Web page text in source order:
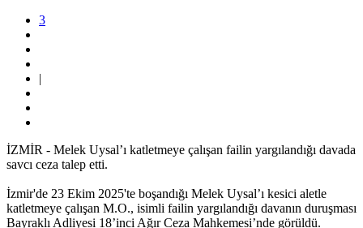
3
|
İZMİR - Melek Uysal’ı katletmeye çalışan failin yargılandığı davada
savcı ceza talep etti.
İzmir'de 23 Ekim 2025'te boşandığı Melek Uysal’ı kesici aletle
katletmeye çalışan M.O., isimli failin yargılandığı davanın duruşması
Bayraklı Adliyesi 18’inci Ağır Ceza Mahkemesi’nde görüldü.